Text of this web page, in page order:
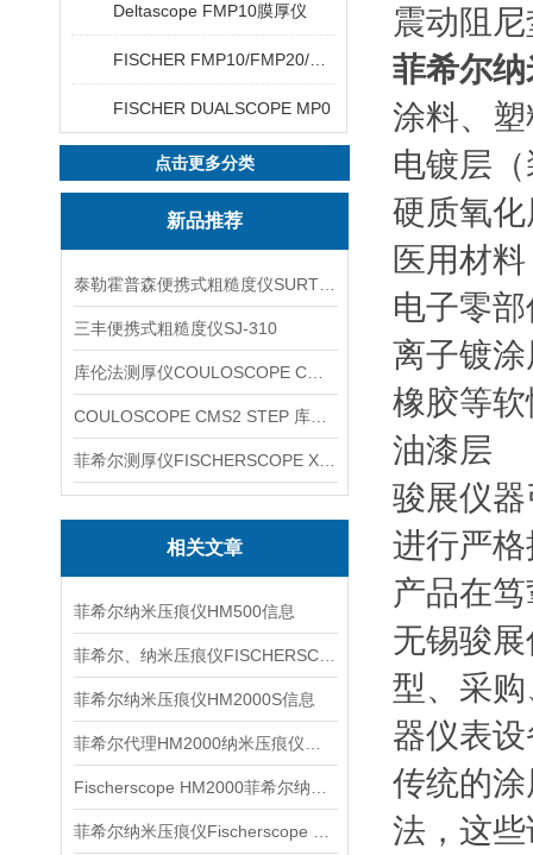
Deltascope FMP10膜厚仪
FISCHER DUALSCOPE MP0
点击更多分类
新品推荐
三丰便携式粗糙度仪SJ-310
相关文章
菲希尔纳米压痕仪HM500信息
菲希尔纳米压痕仪HM2000S信息
震动阻
菲希尔
涂料、
电镀层
硬质氧
医用材料
电子零
离子镀涂
橡胶等
油漆层
骏展仪
进行严
产品在
无锡骏
型、采
器仪表
传统的
法，这